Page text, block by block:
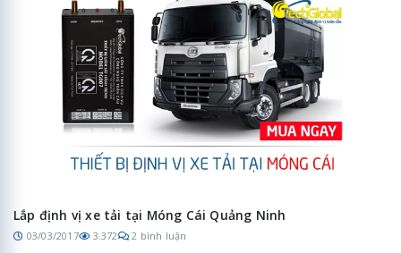
Lắp định vị xe tải tại Móng Cái Quảng Ninh
03/03/2017 3.372 2 bình luận